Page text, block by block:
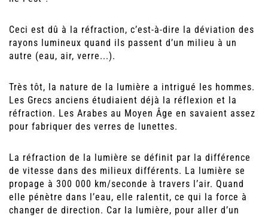
Ceci est dû à la réfraction, c’est-à-dire la déviation des
rayons lumineux quand ils passent d’un milieu à un
autre (eau, air, verre...).
Très tôt, la nature de la lumière a intrigué les hommes.
Les Grecs anciens étudiaient déjà la réflexion et la
réfraction. Les Arabes au Moyen Âge en savaient assez
pour fabriquer des verres de lunettes.
La réfraction de la lumière se définit par la différence
de vitesse dans des milieux différents. La lumière se
propage à 300 000 km/seconde à travers l’air. Quand
elle pénètre dans l’eau, elle ralentit, ce qui la force à
changer de direction. Car la lumière, pour aller d’un